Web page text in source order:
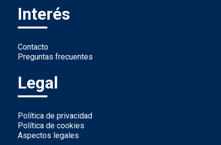
Interés
Contacto
Preguntas frecuentes
Legal
Política de privacidad
Política de cookies
Aspectos legales